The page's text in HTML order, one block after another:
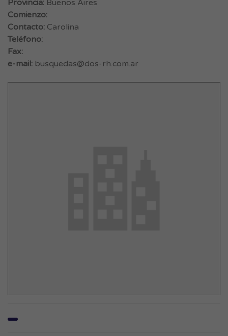
Provincia: Buenos Aires
Comienzo:
Contacto: Carolina
Teléfono:
Fax:
e-mail: busquedas@dos-rh.com.ar